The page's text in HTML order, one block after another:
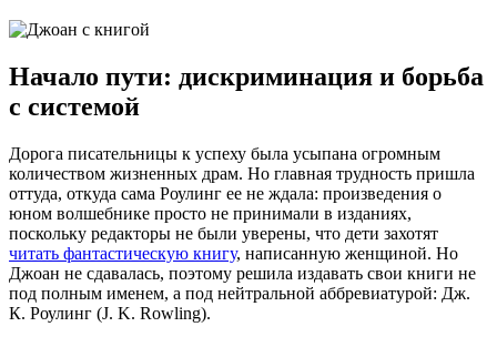
Начало пути: дискриминация и борьба
с системой
Дорога писательницы к успеху была усыпана огромным
количеством жизненных драм. Но главная трудность пришла
оттуда, откуда сама Роулинг ее не ждала: произведения о
юном волшебнике просто не принимали в изданиях,
поскольку редакторы не были уверены, что дети захотят
читать фантастическую книгу, написанную женщиной. Но
Джоан не сдавалась, поэтому решила издавать свои книги не
под полным именем, а под нейтральной аббревиатурой: Дж.
К. Роулинг (J. K. Rowling).